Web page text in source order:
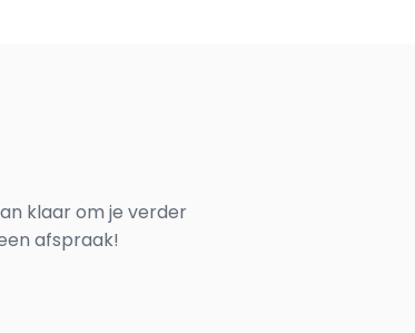
klaar om je verder
afspraak!